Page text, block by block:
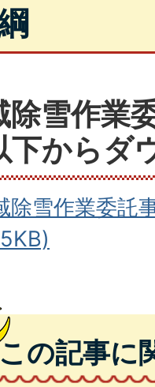
除雪作業
下からダ
除雪作業委託
の記事に